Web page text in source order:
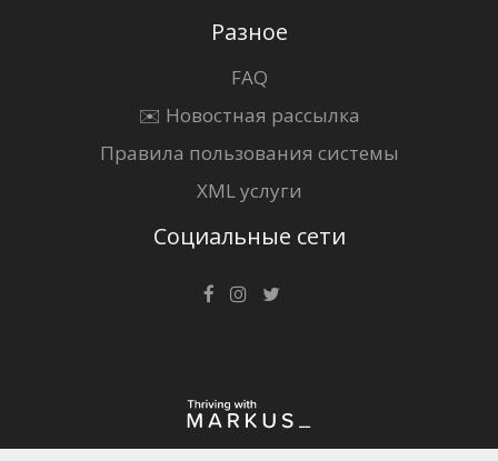
Разное
FAQ
✉️ Новостная рассылка
Правила пользования системы
XML услуги
Социальные сети